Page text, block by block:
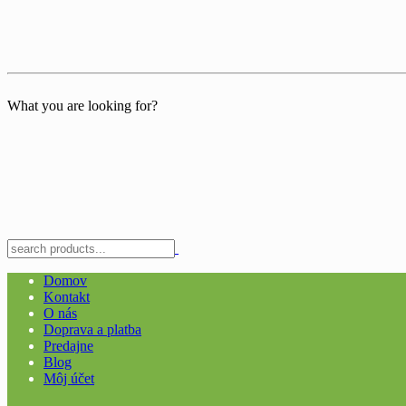
What you are looking for?
Domov
Kontakt
O nás
Doprava a platba
Predajne
Blog
Môj účet